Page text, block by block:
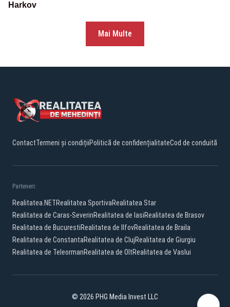
Harkov
Mai Multe
ContactTermeni și condițiiPolitică de confidențialitateCod de conduită
Parteneri:
Realitatea.NETRealitatea SportivaRealitatea Star
Realitatea de Caras-SeverinRealitatea de IasiRealitatea de Brasov
Realitatea de BucurestiRealitatea de IlfovRealitatea de Braila
Realitatea de ConstantaRealitatea de ClujRealitatea de Giurgiu
Realitatea de TeleormanRealitatea de OltRealitatea de Vaslui
© 2026 PHG Media Invest LLC